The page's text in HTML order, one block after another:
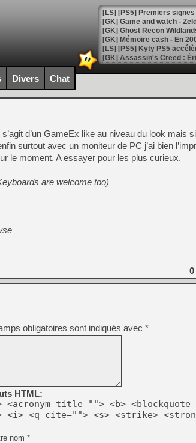
[Mo5] DOOM arrive en
[GK] Bethesda fête les 30
[GK] Roblox : l'action en
[GK] Agenda - GeForce
[GK] Devolver Digital en a
[LS] [PS5] ps5-y2jb-
[GK] Pourquoi Marvel
[GK] Test : Restory : Chill
[GK] GTA 6 : Rockstar
[GK] Hot Wheels Infinite
[GK] Mémoire cash -
[GK] Résultats Nintendo :
[GK] Déjà des
[Mo5] Brickboy cherche à
[GK] Minecraft et ses «
[GK] Beast of
[GK] Ubisoft : fin de partie
[GK] Mémoire cash -
[GK] Dan Houser (GTA)
[GK] Comment EA Sports
[GK] Crimson Moon : un
[GK] Isle of Reveries : le
[GK] Moonlighter 2 : The
[GK] Capcom relance
[Mo5] Deux inédits du
[GK] Le beat'em up The
[GK] Endless Legend 2 :
Divers Chat
d’un GameEx like au niveau du look mais
surtout avec un moniteur de PC j’ai bien
le moment. A essayer pour les plus curieux.
are welcome too)
0
obligatoires sont indiqués avec *
HTML:
title=""> <b> <blockquote
<i> <q cite=""> <s> <strike>
nom *